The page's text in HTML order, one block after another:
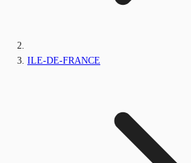
ILE-DE-FRANCE